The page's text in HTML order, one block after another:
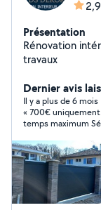
Présentation
Rénovation
travaux
Dernier avis
Il y a plus de 6 mois
« 700€ uniquement